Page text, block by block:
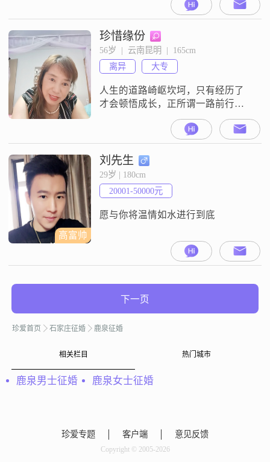
至今，我才相信，爱情终究是缘
分，茫茫人海两个人的相识相爱，
本身就是一种巧合，你会是我的那
个巧合吗？
珍惜缘份
56岁  |  云南昆明  |  165cm
离异
大专
人生的道路崎岖坎坷，只有经历了
才会顿悟成长，正所谓一路前行也
是一路修行。纵然历练的过程非常
艰辛和痛苦，但是，能够走出来选
择重新开始也算成功了。岁月匆
匆，人生短暂！前大半生为别人而
活，余生应该为自己而活。能找到
一个懂我的另一半是我最大的心
愿！往后余生就想和让我欢笑的人
在一起，让我们相遇→相知→相爱
高富帅
刘先生
29岁 | 180cm
20001-50000元
愿与你将温情如水进行到底
下一页
珍爱首页 石家庄征婚 鹿泉征婚
相关栏目 热门城市
鹿泉男士征婚 鹿泉女士征婚
珍爱专题 客户端 意见反馈
Copyright © 2005-2026